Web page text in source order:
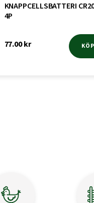
KNAPPCELLSBATTERI
4P
77.00kr KÖP